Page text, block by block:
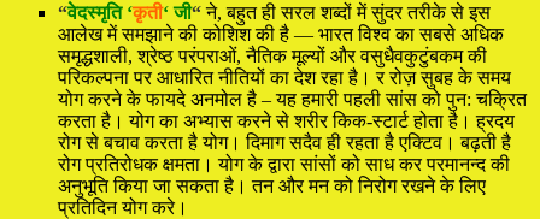
“वेदस्मृति ‘कृती‘ जी“ने, बहुत ही सरल शब्दों में सुंदर तरीके से इस
आलेख में समझाने की कोशिश की है — भारत विश्व का सबसे अधिक
समृद्धशाली, श्रेष्ठ परंपराओं, नैतिक मूल्यों और वसुधैवकुटुंबकम की
परिकल्पना पर आधारित नीतियों का देश रहा है। र रोज़ सुबह के समय
योग करने के फायदे अनमोल है – यह हमारी पहली सांस को पुन: चक्रित
करता है। योग का अभ्यास करने से शरीर किक-स्टार्ट होता है। ह्रदय
रोग से बचाव करता है योग। दिमाग सदैव ही रहता है एक्टिव। बढ़ती है
रोग प्रतिरोधक क्षमता। योग के द्वारा सांसों को साध कर परमानन्द की
अनुभूति किया जा सकता है। तन और मन को निरोग रखने के लिए
प्रतिदिन योग करे।